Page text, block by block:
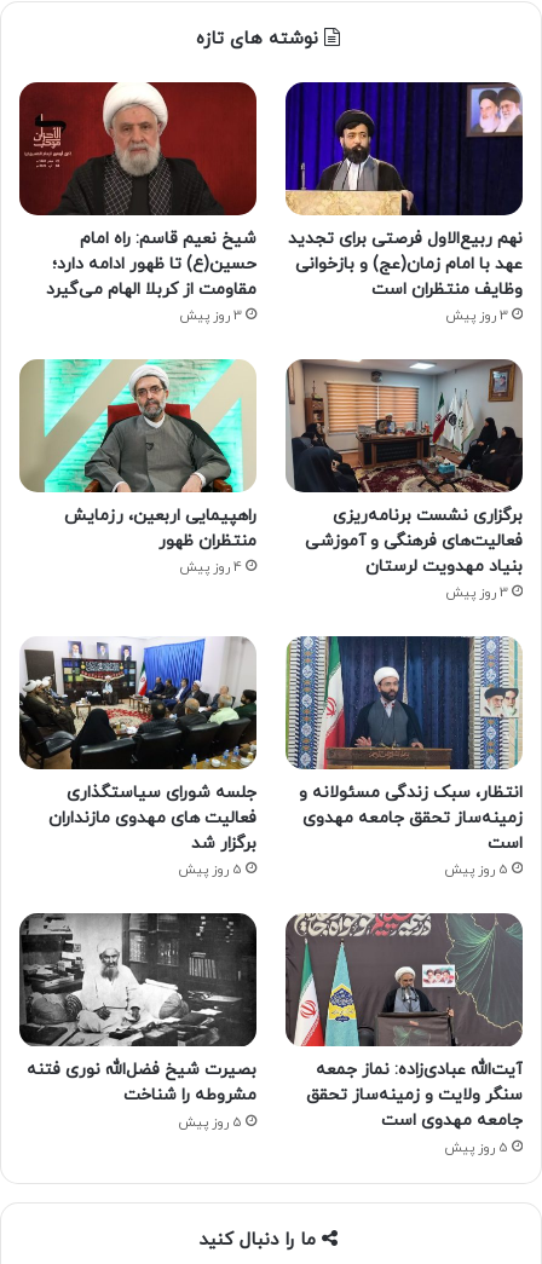
نوشته های تازه
نهم ربیع‌الاول فرصتی برای تجدید
عهد با امام زمان(عج) و بازخوانی
وظایف منتظران است
3 روز پیش
شیخ نعیم قاسم: راه امام
حسین(ع) تا ظهور ادامه دارد؛
مقاومت از کربلا الهام می‌گیرد
3 روز پیش
برگزاری نشست برنامه‌ریزی
فعالیت‌های فرهنگی و آموزشی
بنیاد مهدویت لرستان
3 روز پیش
راهپیمایی اربعین، رزمایش
منتظران ظهور
4 روز پیش
انتظار، سبک زندگی مسئولانه و
زمینه‌ساز تحقق جامعه مهدوی
است
5 روز پیش
جلسه شورای سیاستگذاری
فعالیت های مهدوی مازنداران
برگزار شد
5 روز پیش
آیت‌الله عبادی‌زاده: نماز جمعه
سنگر ولایت و زمینه‌ساز تحقق
جامعه مهدوی است
5 روز پیش
بصیرت شیخ فضل‌الله نوری فتنه
مشروطه را شناخت
5 روز پیش
ما را دنبال کنید